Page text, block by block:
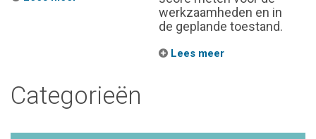
werkzaamheden en in
de geplande toestand.
Lees meer
Categorieën